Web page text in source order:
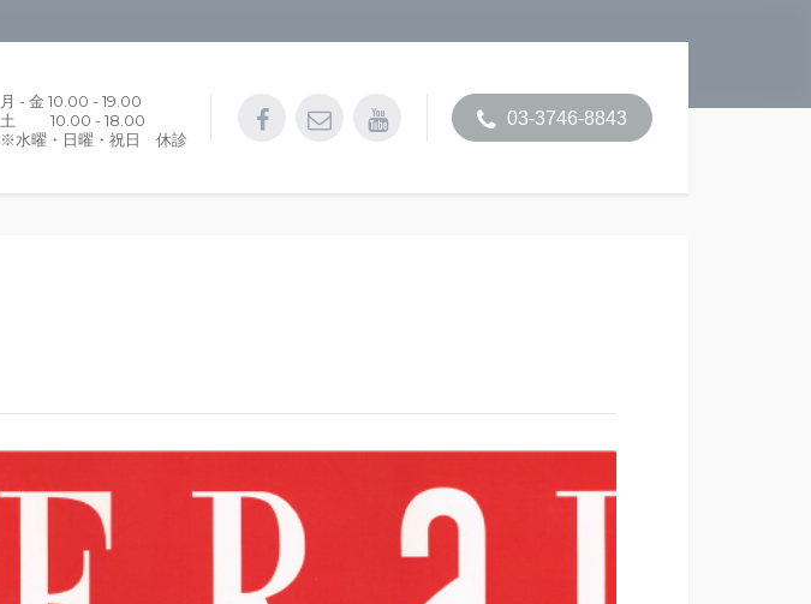
月 - 金 10.00 - 19.00
土 10.00 - 18.00
※水曜・日曜・祝日 休診
03-3746-8843